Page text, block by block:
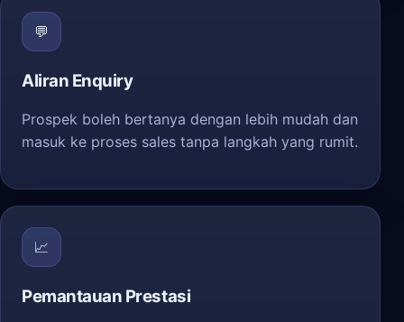
💬
Aliran Enquiry
Prospek boleh bertanya dengan lebih mudah dan
masuk ke proses sales tanpa langkah yang rumit.
📈
Pemantauan Prestasi